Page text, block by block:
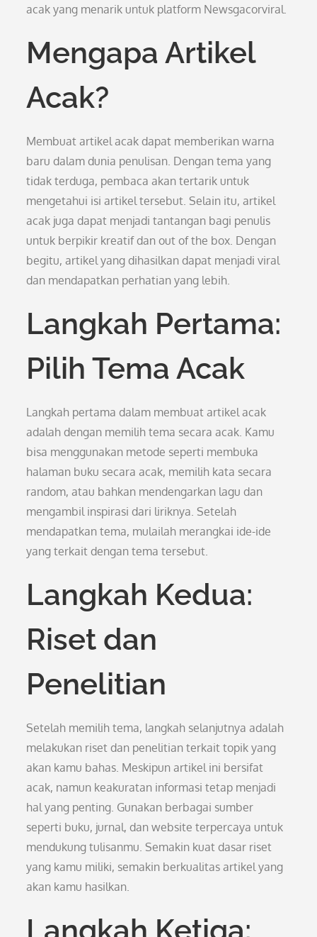
acak yang menarik untuk platform Newsgacorviral.
Mengapa Artikel
Acak?
Membuat artikel acak dapat memberikan warna
baru dalam dunia penulisan. Dengan tema yang
tidak terduga, pembaca akan tertarik untuk
mengetahui isi artikel tersebut. Selain itu, artikel
acak juga dapat menjadi tantangan bagi penulis
untuk berpikir kreatif dan out of the box. Dengan
begitu, artikel yang dihasilkan dapat menjadi viral
dan mendapatkan perhatian yang lebih.
Langkah Pertama:
Pilih Tema Acak
Langkah pertama dalam membuat artikel acak
adalah dengan memilih tema secara acak. Kamu
bisa menggunakan metode seperti membuka
halaman buku secara acak, memilih kata secara
random, atau bahkan mendengarkan lagu dan
mengambil inspirasi dari liriknya. Setelah
mendapatkan tema, mulailah merangkai ide-ide
yang terkait dengan tema tersebut.
Langkah Kedua:
Riset dan
Penelitian
Setelah memilih tema, langkah selanjutnya adalah
melakukan riset dan penelitian terkait topik yang
akan kamu bahas. Meskipun artikel ini bersifat
acak, namun keakuratan informasi tetap menjadi
hal yang penting. Gunakan berbagai sumber
seperti buku, jurnal, dan website terpercaya untuk
mendukung tulisanmu. Semakin kuat dasar riset
yang kamu miliki, semakin berkualitas artikel yang
akan kamu hasilkan.